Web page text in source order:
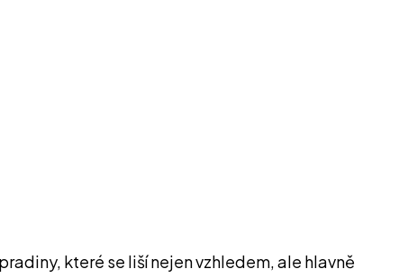
které se liší nejen vzhledem, ale hlavně